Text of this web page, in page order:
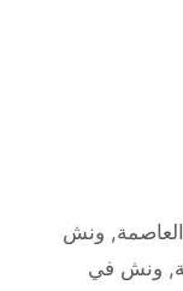
, ونش
, ونش في